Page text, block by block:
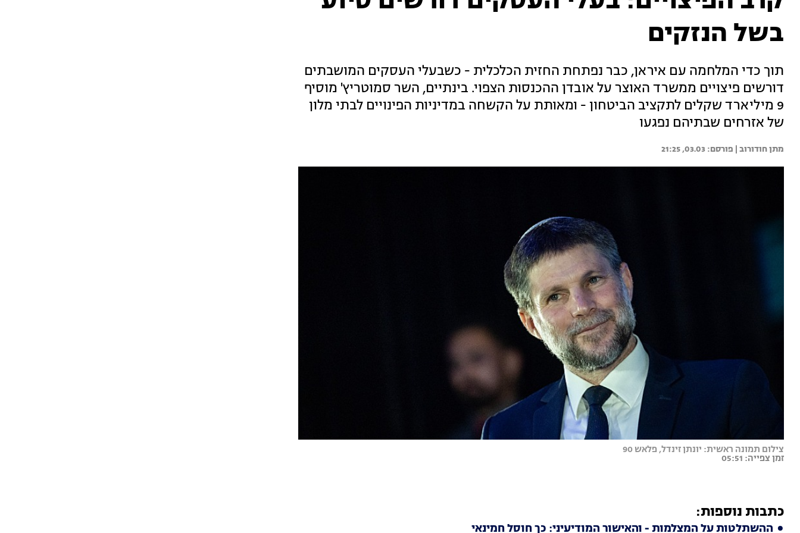
בשל הנזקים
תוך כדי המלחמה עם איראן, כבר נפתחת החזית הכלכלית - כשבעלי העסקים המושבתים
דורשים פיצויים ממשרד האוצר על אובדן ההכנסות הצפוי. בינתיים, השר סמוטריץ' מוסיף
9 מיליארד שקלים לתקציב הביטחון - ומאותת על הקשחה במדיניות הפינויים לבתי מלון
של אזרחים שבתיהם נפגעו
מתן חודורוב | 03.03, 21:25
צילום תמונה ראשית: יונתן זינדל, פלאש 90
זמן צפייה: 05:51
כתבות נוספות:
ההשתלטות על המצלמות - והאישור המודיעיני: כך חוסל חמינאי